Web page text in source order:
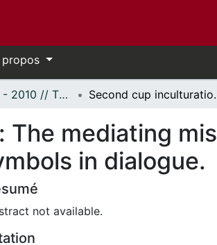
propos
Thèses, 1910 - 2010 // Theses, 1910 - 2010 Second cup
mediating
in dialogue.
not available.